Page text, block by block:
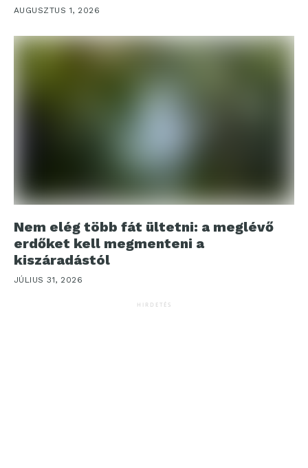
AUGUSZTUS 1, 2026
Nem elég több fát ültetni: a meglévő
erdőket kell megmenteni a
kiszáradástól
JÚLIUS 31, 2026
HIRDETÉS